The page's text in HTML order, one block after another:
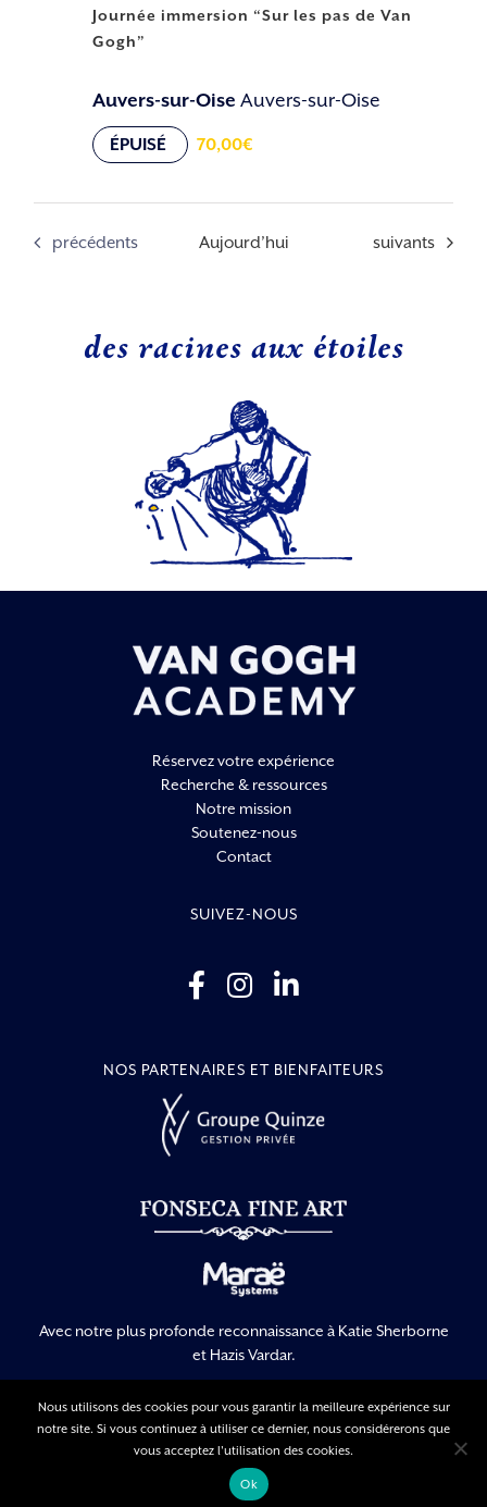
Journée immersion “Sur les pas de Van
Gogh”
Auvers-sur-OiseAuvers-sur-Oise
ÉPUISÉ 70,00€
Évènements
précédents Aujourd’hui Évènements
suivants
des racines aux étoiles
Réservez votre expérience
Recherche & ressources
Notre mission
Soutenez-nous
Contact
SUIVEZ-NOUS
NOS PARTENAIRES ET BIENFAITEURS
Avec notre plus profonde reconnaissance à Katie Sherborne
et Hazis Vardar.
Mentions légales
Politique de confidentialité
Conditions générales d’utilisation
2026 | Tous droits réservés | réalisé par
Nous utilisons des cookies pour vous garantir la meilleure expérience sur
notre site. Si vous continuez à utiliser ce dernier, nous considérerons que
vous acceptez l'utilisation des cookies.
Ok